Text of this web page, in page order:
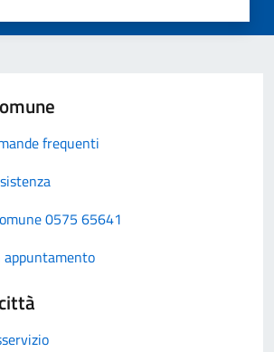
frequenti
0575 65641
appuntamento